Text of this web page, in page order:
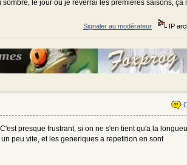
le jour où je reverrai les premières saisons, ça
Signaler au modérateur IP
presque frustrant, si on ne s'en tient qu'a la
peu vite, et les generiques a repetition en sont